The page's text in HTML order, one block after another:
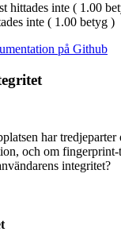
hittades inte ( 1.00
inte ( 1.00 betyg )
på Github
har tredjeparter
och om fingerprint-
integritet?